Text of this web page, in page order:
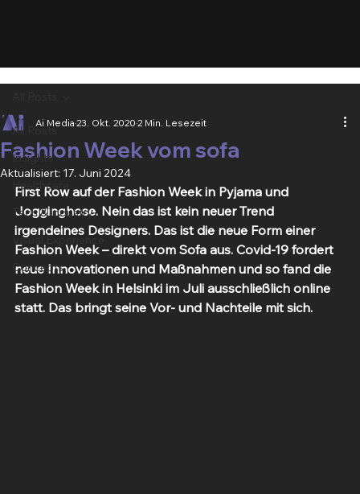
All Posts
Insights
Healthcare
Tech & Industry
Visual Experience
Concepts
Fashion Week vom sofa
Ai Media 23. Okt. 2020 2 Min. Lesezeit
Aktualisiert: 17. Juni 2024
First Row auf der Fashion Week in Pyjama und
Jogginghose. Nein das ist kein neuer Trend
irgendeines Designers. Das ist die neue Form einer
Fashion Week – direkt vom Sofa aus. Covid-19 fordert
neue Innovationen und Maßnahmen und so fand die
Fashion Week in Helsinki im Juli ausschließlich online
statt. Das bringt seine Vor- und Nachteile mit sich.